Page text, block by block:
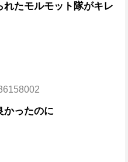
たモルモット隊がキレ
かったのに